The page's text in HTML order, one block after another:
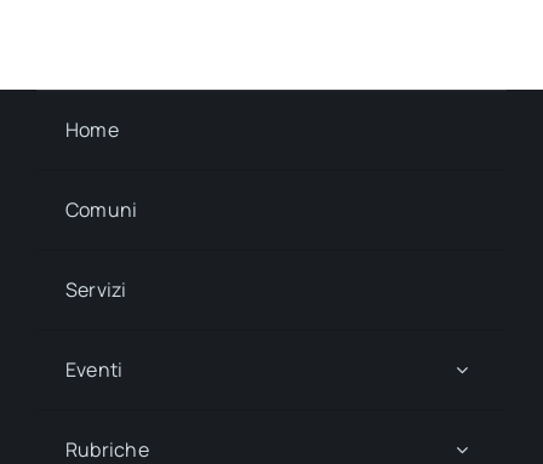
Home
Comuni
Servizi
Eventi
Rubriche